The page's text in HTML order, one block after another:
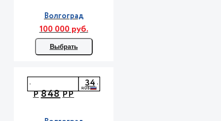
Волгоград
100 000 руб.
Выбрать
Р848РР
34